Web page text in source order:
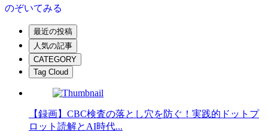
のぞいてみる
最近の投稿
人気の記事
CATEGORY
Tag Cloud
【録画】CBC検査の落とし穴を防ぐ！実践的ドットプ
ロット読解とAI時代...